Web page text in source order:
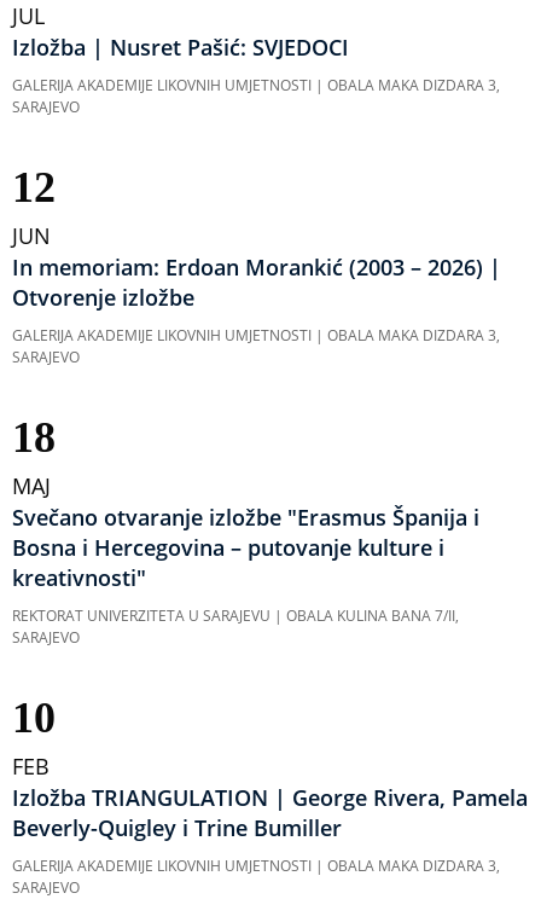
JUL
Izložba | Nusret Pašić: SVJEDOCI
GALERIJA AKADEMIJE LIKOVNIH UMJETNOSTI | OBALA MAKA DIZDARA 3,
SARAJEVO
12
JUN
In memoriam: Erdoan Morankić (2003 – 2026) |
Otvorenje izložbe
GALERIJA AKADEMIJE LIKOVNIH UMJETNOSTI | OBALA MAKA DIZDARA 3,
SARAJEVO
18
MAJ
Svečano otvaranje izložbe "Erasmus Španija i
Bosna i Hercegovina – putovanje kulture i
kreativnosti"
REKTORAT UNIVERZITETA U SARAJEVU | OBALA KULINA BANA 7/II,
SARAJEVO
10
FEB
Izložba TRIANGULATION | George Rivera, Pamela
Beverly-Quigley i Trine Bumiller
GALERIJA AKADEMIJE LIKOVNIH UMJETNOSTI | OBALA MAKA DIZDARA 3,
SARAJEVO